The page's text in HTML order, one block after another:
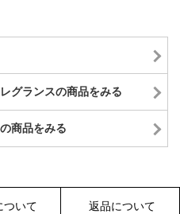
グランスの商品をみる
商品をみる
ついて 返品について